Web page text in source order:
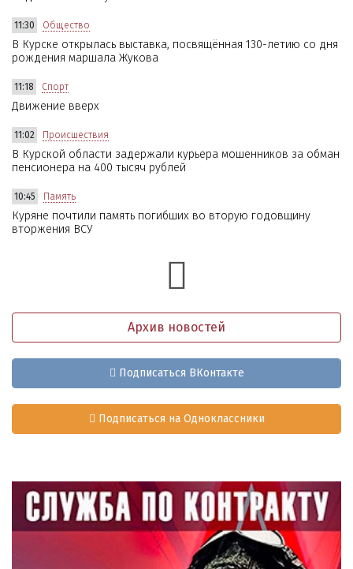
11:30 Общество
В Курске открылась выставка, посвящённая 130-летию со дня
рождения маршала Жукова
11:18 Спорт
Движение вверх
11:02 Происшествия
В Курской области задержали курьера мошенников за обман
пенсионера на 400 тысяч рублей
10:45 Память
Куряне почтили память погибших во вторую годовщину
вторжения ВСУ
Архив новостей
Подписаться ВКонтакте
Подписаться на Одноклассники